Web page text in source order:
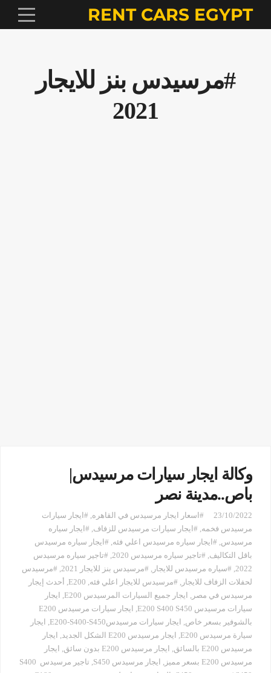
RENT CARS EGYPT
#مرسيدس بنز للايجار
2021
وكالة ايجار سيارات مرسيدس|
باص..مدينة نصر
23/10/2022 #اسعار ايجار مرسيدس في القاهره, #ايجار سيارات
مرسيدس فخمه, #ايجار سيارات مرسيدس للزفاف, #ايجار سياره
مرسيدس, #ايجار سياره مرسيدس اعلي فئه, #ايجار سياره مرسيدس
باقل التكاليف, #تاجير سياره مرسيدس 2020 , #تاجير سياره مرسيدس
2022
, #سياره مرسيدس للايجار , #مرسيدس بنز للايجار 2021 , #مرسيدس
لحفلات الزفاف للايجار , #مرسيدس للايجار اعلي فئه,
E200
, أحدث إيجار
مرسيدس في مصر , ايجار جميع السيارات المرسيدس E200 , ايجار
سيارات مرسيدس E200 S400 S450‏
,
ايجار سيارات مرسيدس E200
بالشوفير بسعر خاص, ايجار سيارات مرسيدسE200-S400-S450‏ , ايجار
سيارة مرسيدس E200
, ايجار مرسيدس E200 الشكل الجديد , ايجار
مرسيدس E200 بالسائق
, ايجار مرسيدس E200 بدون سائق , ايجار
مرسيدس E200 بسعر مميز
, ايجار مرسيدس S450 ,
تاجير مرسيدس S400